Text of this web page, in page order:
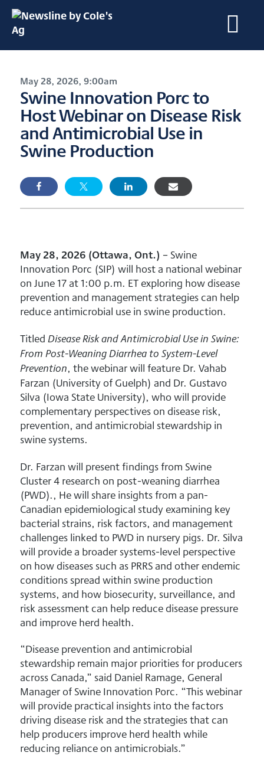
May 28, 2026, 9:00am
Swine Innovation Porc to
Host Webinar on Disease Risk
and Antimicrobial Use in
Swine Production
May 28, 2026 (Ottawa, Ont.) – Swine
Innovation Porc (SIP) will host a national webinar
on June 17 at 1:00 p.m. ET exploring how disease
prevention and management strategies can help
reduce antimicrobial use in swine production.
TitledDisease Risk and Antimicrobial Use in Swine:
From Post-Weaning Diarrhea to System-Level
Prevention, the webinar will feature Dr. Vahab
Farzan (University of Guelph) and Dr. Gustavo
Silva (Iowa State University), who will provide
complementary perspectives on disease risk,
prevention, and antimicrobial stewardship in
swine systems.
Dr. Farzan will present findings from Swine
Cluster 4 research on post-weaning diarrhea
(PWD)., He will share insights from a pan-
Canadian epidemiological study examining key
bacterial strains, risk factors, and management
challenges linked to PWD in nursery pigs. Dr. Silva
will provide a broader systems-level perspective
on how diseases such as PRRS and other endemic
conditions spread within swine production
systems, and how biosecurity, surveillance, and
risk assessment can help reduce disease pressure
and improve herd health.
“Disease prevention and antimicrobial
stewardship remain major priorities for producers
across Canada,” said Daniel Ramage, General
Manager of Swine Innovation Porc. “This webinar
will provide practical insights into the factors
driving disease risk and the strategies that can
help producers improve herd health while
reducing reliance on antimicrobials.”